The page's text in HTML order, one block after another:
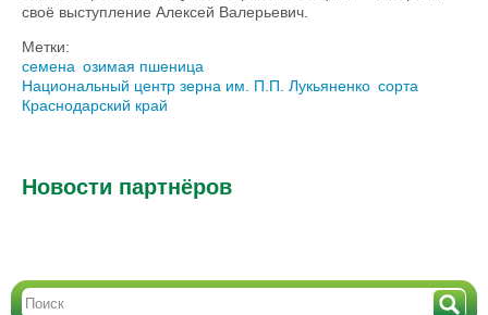
своё выступление Алексей Валерьевич.
Метки:
семена озимая пшеница
Национальный центр зерна им. П.П. Лукьяненко сорта
Краснодарский край
Новости партнёров